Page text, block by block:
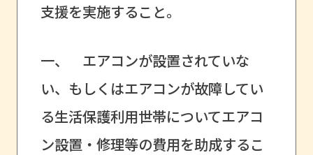
支援を実施すること。
一、 エアコンが設置されていな
い、もしくはエアコンが故障してい
る生活保護利用世帯についてエアコ
ン設置・修理等の費用を助成するこ